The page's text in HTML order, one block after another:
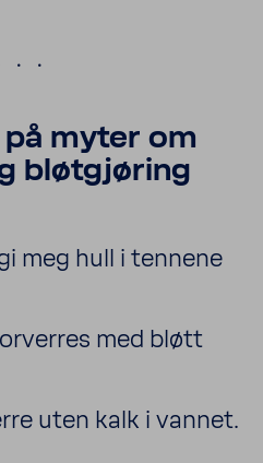
.
myter om
bløtgjøring
meg hull i tennene
med bløtt
uten kalk i vannet.